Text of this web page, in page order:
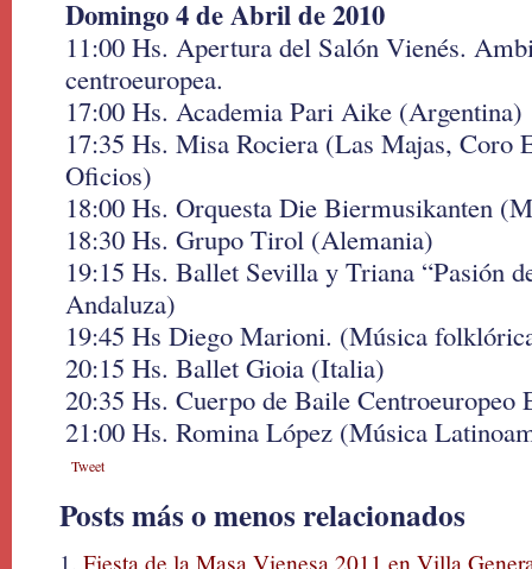
Domingo 4 de Abril de 2010
11:00 Hs. Apertura del Salón Vienés.
centroeuropea.
17:00 Hs. Academia Pari Aike (Argentina)
17:35 Hs. Misa Rociera (Las Majas, Coro
Oficios)
18:00 Hs. Orquesta Die Biermusikanten
18:30 Hs. Grupo Tirol (Alemania)
19:15 Hs. Ballet Sevilla y Triana “Pasión
Andaluza)
19:45 Hs Diego Marioni. (Música
20:15 Hs. Ballet Gioia (Italia)
20:35 Hs. Cuerpo de Baile Centroeuropeo
21:00 Hs. Romina López (Música
Tweet
Posts más o menos relacionados
Fiesta de la Masa Vienesa 2011 en Villa